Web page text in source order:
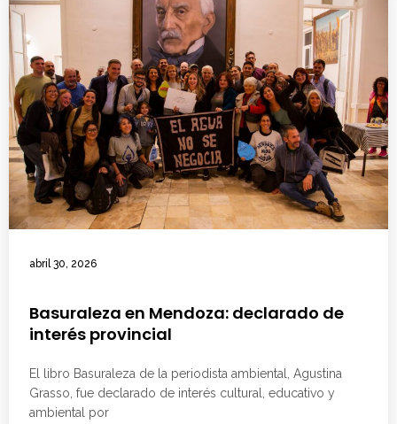
abril 30, 2026
Basuraleza en Mendoza: declarado de
interés provincial
El libro Basuraleza de la periodista ambiental, Agustina
Grasso, fue declarado de interés cultural, educativo y
ambiental por